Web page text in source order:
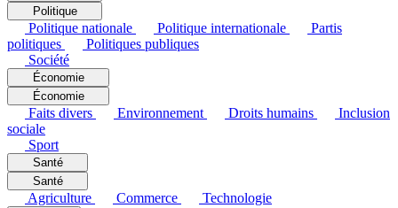
Politique
Politique nationale Politique internationale
Partis
politiques
Politiques publiques
Société
Économie
Économie
Faits divers Environnement Droits humains
Inclusion
sociale
Sport
Santé
Santé
Agriculture Commerce Technologie